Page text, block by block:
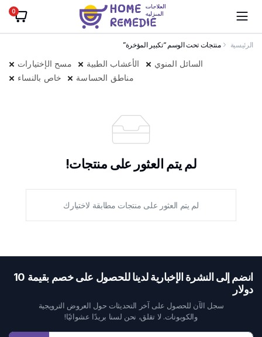
0
الرئيسية منتجات تحت الوسم “تكبير المؤخرة”
مسح الإختيارات الأعشاب الطبية
السائل المنوي
خاص بالنساء
مناطق الحساسة
لم يتم العثور على منتجات!
لم يتم العثور على منتجات مطابقة لاختيارك
انضم إلى النشرة الإخبارية لدينا للحصول على خصم بقيمة 10
دولار
سجل الآن للحصول على آخر التحديثات حول العروض الترويجية
والكوبونات. لا تقلق، نحن لسنا بريدًا عشوائيًا!